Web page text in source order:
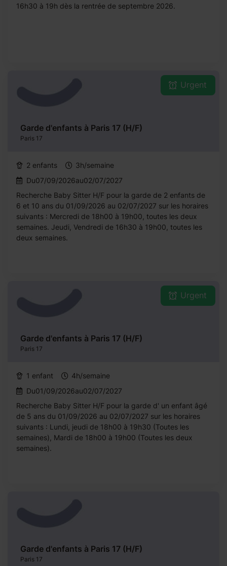
16h30 à 19h dès la rentrée de septembre 2026.
Garde d'enfants à Paris 17 (H/F)
Paris 17
Urgent
2 enfants
3h/semaine
Du07/09/2026au02/07/2027
Recherche Baby Sitter H/F pour la garde de 2 enfants de
6 et 10 ans du 01/09/2026 au 02/07/2027 sur les horaires
suivants : Mercredi de 18h00 à 19h00, toutes les deux
semaines. Jeudi, Vendredi de 16h30 à 19h00, toutes les
deux semaines.
Garde d'enfants à Paris 17 (H/F)
Paris 17
Urgent
1 enfant
4h/semaine
Du01/09/2026au02/07/2027
Recherche Baby Sitter H/F pour la garde d' un enfant âgé
de 5 ans du 01/09/2026 au 02/07/2027 sur les horaires
suivants : Lundi, jeudi de 18h00 à 19h30 (Toutes les
semaines), Mardi de 18h00 à 19h00 (Toutes les deux
semaines).
Garde d'enfants à Paris 17 (H/F)
Paris 17